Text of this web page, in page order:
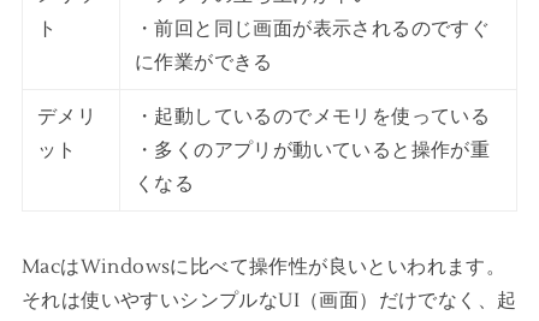
ト
・前回と同じ画面が表示されるのですぐ
に作業ができる
デメリ
ット
・起動しているのでメモリを使っている
・多くのアプリが動いていると操作が重
くなる
MacはWindowsに比べて操作性が良いといわれます。
それは使いやすいシンプルなUI（画面）だけでなく、起